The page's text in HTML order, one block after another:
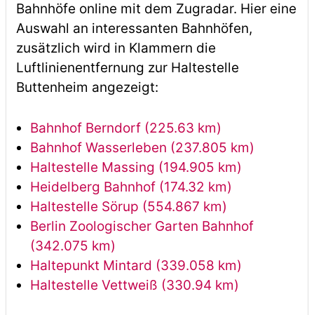
Bahnhöfe online mit dem Zugradar. Hier eine
Auswahl an interessanten Bahnhöfen,
zusätzlich wird in Klammern die
Luftlinienentfernung zur Haltestelle
Buttenheim angezeigt:
Bahnhof Berndorf (225.63 km)
Bahnhof Wasserleben (237.805 km)
Haltestelle Massing (194.905 km)
Heidelberg Bahnhof (174.32 km)
Haltestelle Sörup (554.867 km)
Berlin Zoologischer Garten Bahnhof
(342.075 km)
Haltepunkt Mintard (339.058 km)
Haltestelle Vettweiß (330.94 km)